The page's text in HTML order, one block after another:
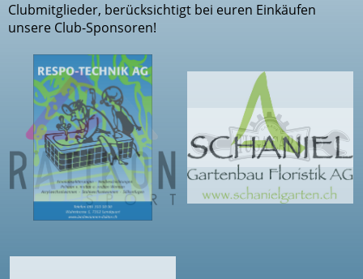
Clubmitglieder, berücksichtigt bei euren Einkäufen
unsere Club-Sponsoren!